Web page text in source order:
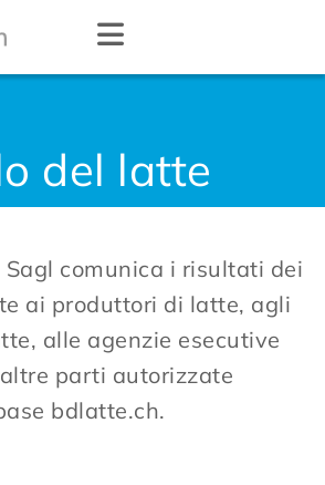
del latte
Sagl comunica i risultati dei
ai produttori di latte, agli
alle agenzie esecutive
parti autorizzate
bdlatte.ch.